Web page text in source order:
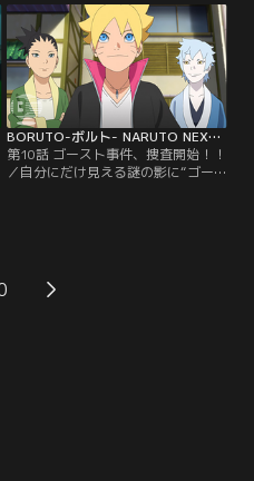
ていた--。そんなある晩ボルトは、
謎の人物から不思議な瞳術（どうじ
ゅつ）を与えられる夢を見る。それ
により、母・ヒナタの家系、日向
（ひゅうが）一族特有の能力であ
る…。【提供：バンダイチャンネ
ル】
BORUTO-ボルト- NARUTO NEXT GENERATIONS 第010話
第10話 ゴースト事件、捜査開始！！
／自分にだけ見える謎の影に“ゴー
自興味のある職場を見学するよう指
示。ボルトは、シカダイ、ミツキと